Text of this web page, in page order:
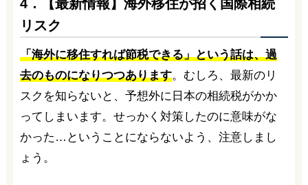
4．【最新情報】海外移住が招く国際相続
リスク
「海外に移住すれば節税できる」という話は、過
去のものになりつつあります。むしろ、最新のリ
スクを知らないと、予想外に日本の相続税がかか
ってしまいます。せっかく対策したのに意味がな
かった…ということにならないよう、注意しまし
ょう。